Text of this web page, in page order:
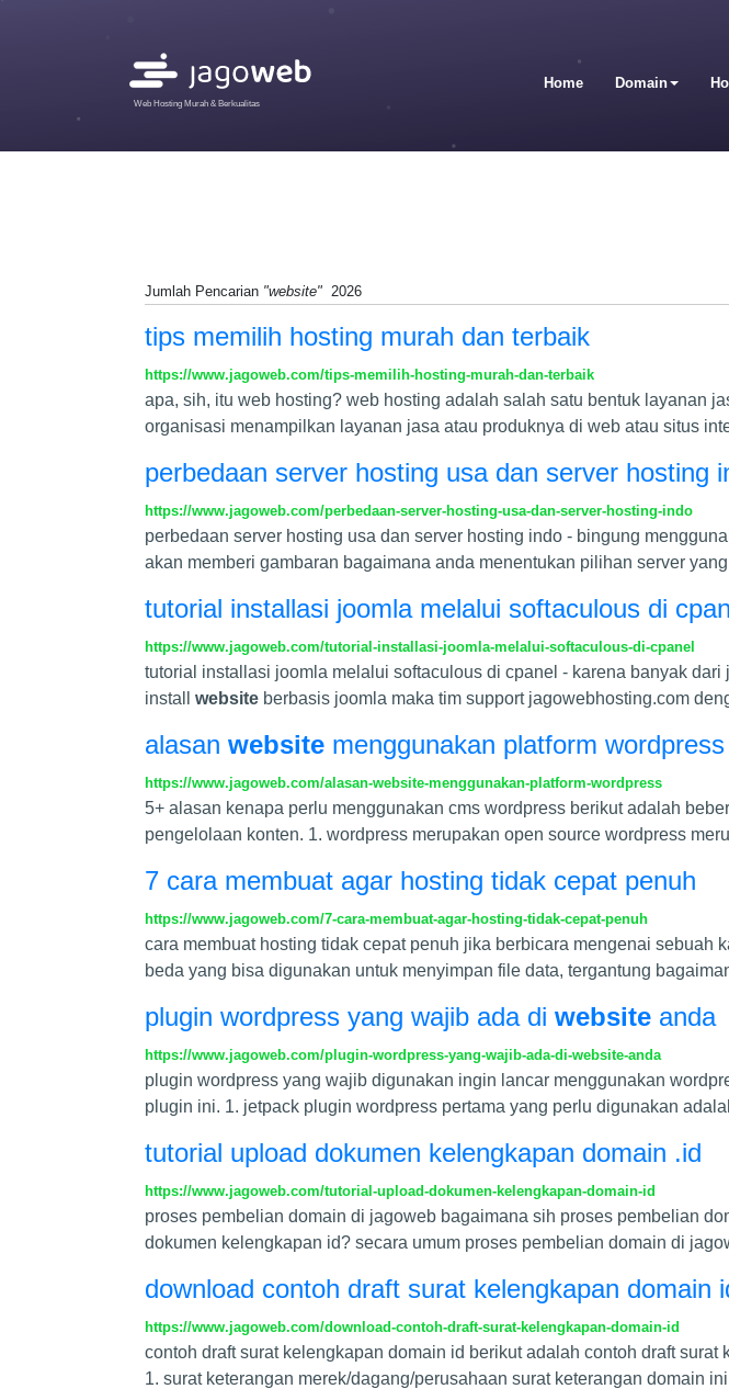
Web Hosting Murah & Berkualitas
Home Domain
Jumlah Pencarian "website" 2026
tips memilih hosting murah dan terbaik
https://www.jagoweb.com/tips-memilih-hosting-murah-dan-terbaik
apa, sih, itu web hosting? web hosting adalah salah satu bentuk layanan
organisasi menampilkan layanan jasa atau produknya di web atau situs
perbedaan server hosting usa dan server hosting
https://www.jagoweb.com/perbedaan-server-hosting-usa-dan-server-hosting-indo
perbedaan server hosting usa dan server hosting indo - bingung
akan memberi gambaran bagaimana anda menentukan pilihan server
tutorial installasi joomla melalui softaculous di
https://www.jagoweb.com/tutorial-installasi-joomla-melalui-softaculous-di-cpanel
tutorial installasi joomla melalui softaculous di cpanel - karena banyak
install website berbasis joomla maka tim support jagowebhosting.com
alasan website menggunakan platform wordpress
https://www.jagoweb.com/alasan-website-menggunakan-platform-wordpress
5+ alasan kenapa perlu menggunakan cms wordpress berikut adalah
pengelolaan konten. 1. wordpress merupakan open source wordpress
7 cara membuat agar hosting tidak cepat penuh
https://www.jagoweb.com/7-cara-membuat-agar-hosting-tidak-cepat-penuh
cara membuat hosting tidak cepat penuh jika berbicara mengenai
beda yang bisa digunakan untuk menyimpan file data, tergantung
plugin wordpress yang wajib ada di website anda
https://www.jagoweb.com/plugin-wordpress-yang-wajib-ada-di-website-anda
plugin wordpress yang wajib digunakan ingin lancar menggunakan
plugin ini. 1. jetpack plugin wordpress pertama yang perlu digunakan
tutorial upload dokumen kelengkapan domain .id
https://www.jagoweb.com/tutorial-upload-dokumen-kelengkapan-domain-id
proses pembelian domain di jagoweb bagaimana sih proses pembelian
dokumen kelengkapan id? secara umum proses pembelian domain di
download contoh draft surat kelengkapan domain
https://www.jagoweb.com/download-contoh-draft-surat-kelengkapan-domain-id
contoh draft surat kelengkapan domain id berikut adalah contoh draft
1. surat keterangan merek/dagang/perusahaan surat keterangan domain